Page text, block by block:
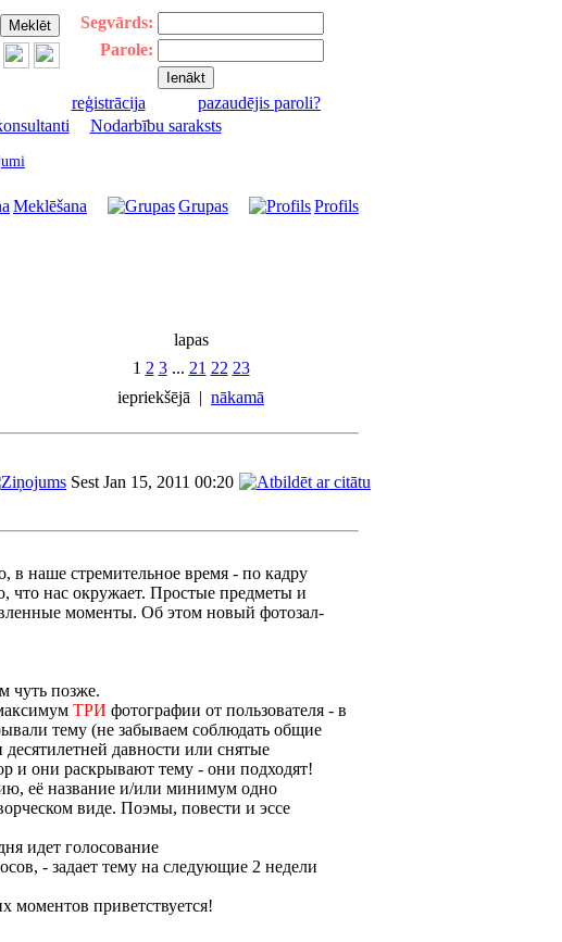
Segvārds:
Parole:
reģistrācija
pazaudējis paroli?
Nodarbību saraksts
Meklēšana Grupas Profils
lapas
1 2 3... 21 22 23
iepriekšējā | nākamā
Sest Jan 15, 2011 00:20
в наше стремительное время - по кадру
что нас окружает. Простые предметы и
моменты. Об этом новый фотозал-
чуть позже.
ТРИ фотографии от пользователя - в
тему (не забываем соблюдать общие
давности или снятые
и они раскрывают тему - они подходят!
её название и/или минимум одно
виде. Поэмы, повести и эссе
идет голосование
- задает тему на следующие 2 недели
моментов приветствуется!